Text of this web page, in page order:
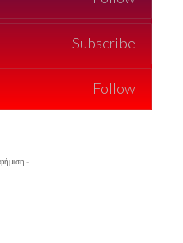
Subscribe
Follow
-